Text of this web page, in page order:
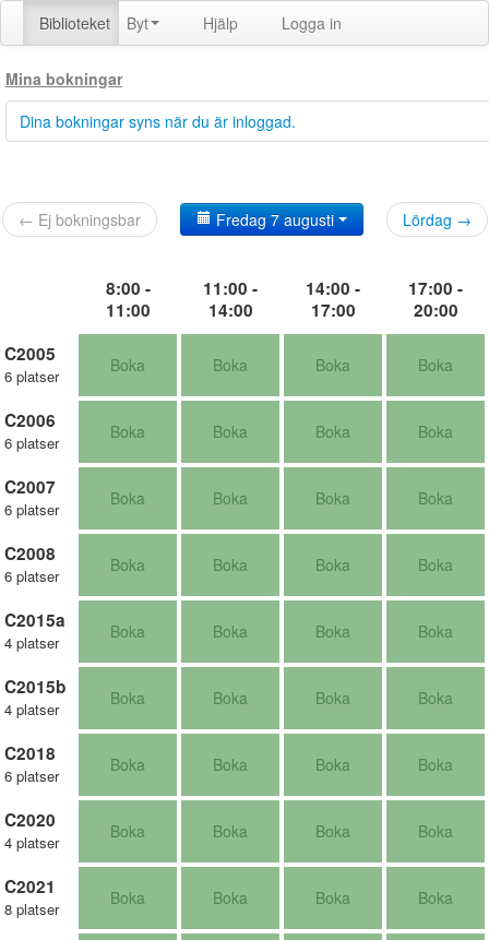
Biblioteket Byt Hjälp Logga in
Mina bokningar
Dina bokningar syns när du är inloggad.
← Ej bokningsbar Fredag 7 augusti Lördag →
8:00 -
11:00
11:00 -
14:00
14:00 -
17:00
17:00 -
20:00
C2005
6 platser
Boka Boka Boka Boka
C2006
6 platser
Boka Boka Boka Boka
C2007
6 platser
Boka Boka Boka Boka
C2008
6 platser
Boka Boka Boka Boka
C2015a
4 platser
Boka Boka Boka Boka
C2015b
4 platser
Boka Boka Boka Boka
C2018
6 platser
Boka Boka Boka Boka
C2020
4 platser
Boka Boka Boka Boka
C2021
8 platser
Boka Boka Boka Boka